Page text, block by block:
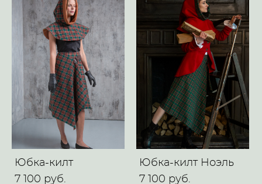
Юбка-килт
7 100 pуб.
Юбка-килт Ноэль
7 100 pуб.